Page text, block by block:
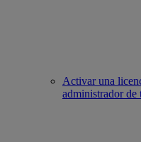
Activar una
administrador de